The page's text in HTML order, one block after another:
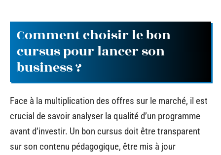
Comment choisir le bon
cursus pour lancer son
business ?
Face à la multiplication des offres sur le marché, il est
crucial de savoir analyser la qualité d’un programme
avant d’investir. Un bon cursus doit être transparent
sur son contenu pédagogique, être mis à jour